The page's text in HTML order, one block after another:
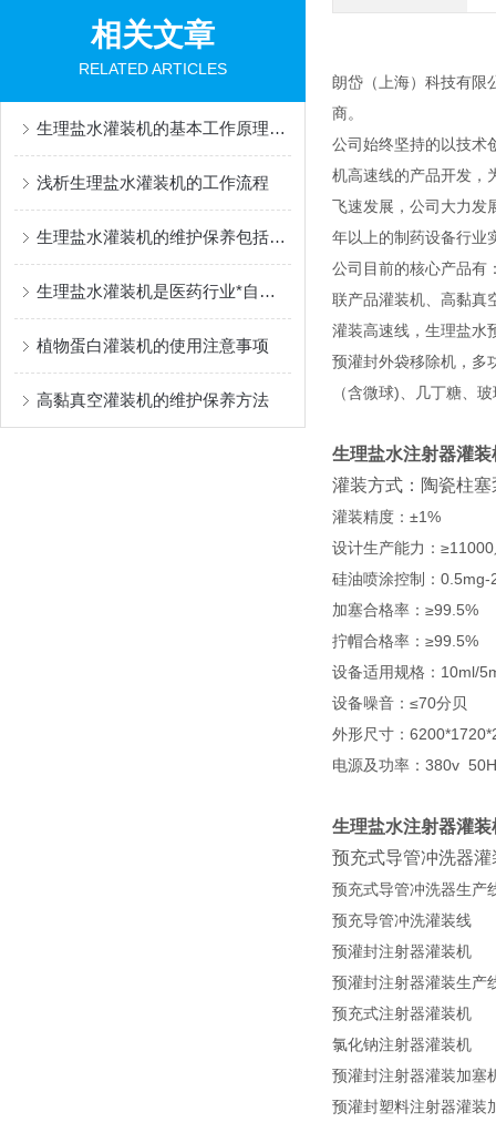
相关文章
RELATED ARTICLES
生理盐水灌装机的基本工作原理解析
浅析生理盐水灌装机的工作流程
生理盐水灌装机的维护保养包括以下几个方面
生理盐水灌装机是医药行业*自动化设备
植物蛋白灌装机的使用注意事项
高黏真空灌装机的维护保养方法
朗岱（上海）科技有限
商。
公司始终坚持的以技术
机高速线的产品开发，
飞速发展，公司大力发
年以上的制药设备行业
公司目前的核心产品有
联产品灌装机、高黏真
灌装高速线，生理盐水
预灌封外袋移除机，多
（含微球)、几丁糖、
生理盐水注射器灌装
灌装方式：陶瓷柱塞
灌装精度：±1%
设计生产能力：
硅油喷涂控制：
加塞合格率：≥99.5%
拧帽合格率：≥99.5%
设备适用规格：10ml/
设备噪音：≤70分贝
外形尺寸：
电源及功率：380v
生理盐水注射器灌装
预充式导管冲洗器灌
预充式导管冲洗器生产
预充导管冲洗灌装线
预灌封注射器灌装机
预灌封注射器灌装生产
预充式注射器灌装机
氯化钠注射器灌装机
预灌封注射器灌装加塞
预灌封塑料注射器灌装